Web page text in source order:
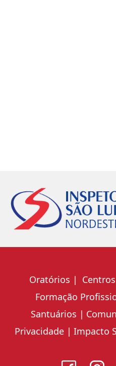
Oratórios
Formação
Santuários
Privacidade
Impacto